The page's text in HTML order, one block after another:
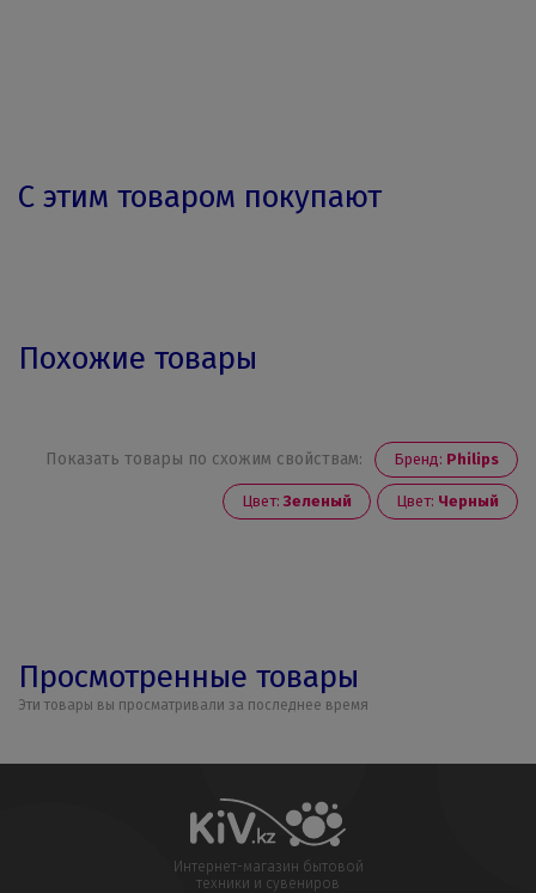
С этим товаром покупают
Похожие товары
Показать товары по схожим свойствам: Бренд: Philips
Цвет: Зеленый Цвет: Черный
Просмотренные товары
Эти товары вы просматривали за последнее время
Интернет-магазин бытовой
техники и сувениров